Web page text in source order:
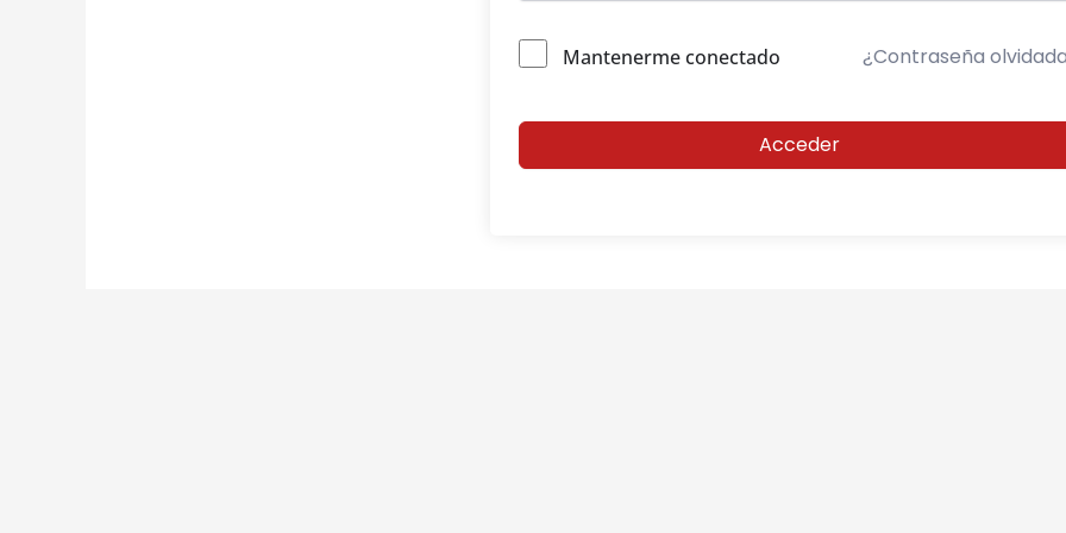
Mantenerme conectado ¿Contraseña
Acceder